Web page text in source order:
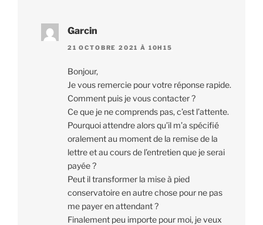
Garcin
21 OCTOBRE 2021 À 10H15
Bonjour,
Je vous remercie pour votre réponse rapide.
Comment puis je vous contacter ?
Ce que je ne comprends pas, c’est l’attente.
Pourquoi attendre alors qu’il m’a spécifié
oralement au moment de la remise de la
lettre et au cours de l’entretien que je serai
payée ?
Peut il transformer la mise à pied
conservatoire en autre chose pour ne pas
me payer en attendant ?
Finalement peu importe pour moi, je veux